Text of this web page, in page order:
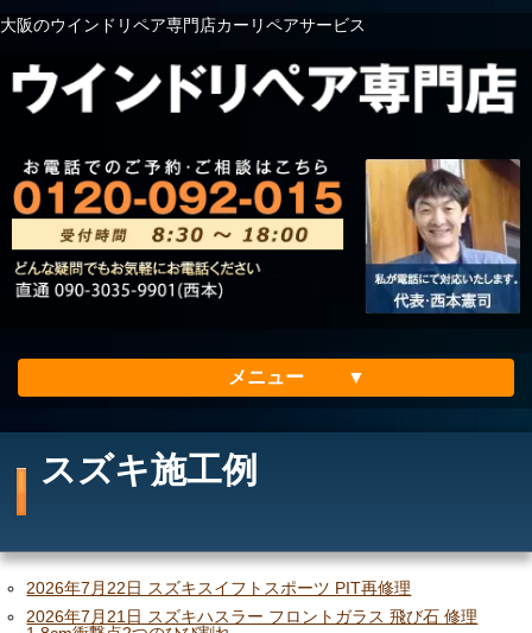
大阪のウインドリペア専門店カーリペアサービス
メニュー
会社案内
ご利用の流れ
スズキ施工例
2026年7月22日 スズキスイフトスポーツ PIT再修理
2026年7月21日 スズキハスラー フロントガラス 飛び石 修理